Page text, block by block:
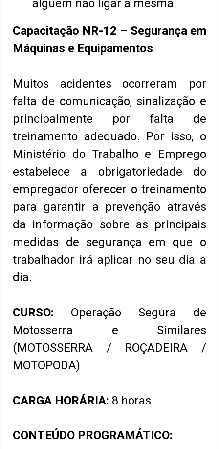
alguém não ligar a mesma.
Capacitação NR-12 – Segurança em
Máquinas e Equipamentos
Muitos acidentes ocorreram por
falta de comunicação, sinalização e
principalmente por falta de
treinamento adequado. Por isso, o
Ministério do Trabalho e Emprego
estabelece a obrigatoriedade do
empregador oferecer o treinamento
para garantir a prevenção através
da informação sobre as principais
medidas de segurança em que o
trabalhador irá aplicar no seu dia a
dia.
CURSO: Operação Segura de
Motosserra e Similares
(MOTOSSERRA / ROÇADEIRA /
MOTOPODA)
CARGA HORÁRIA: 8 horas
CONTEÚDO PROGRAMÁTICO: